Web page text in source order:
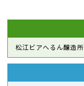
松江ビアへるん醸造所